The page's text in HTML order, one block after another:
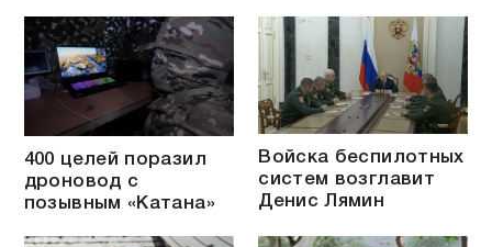
400 целей поразил
дроновод с
позывным «Катана»
Войска беспилотных
систем возглавит
Денис Лямин